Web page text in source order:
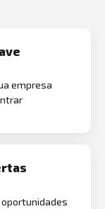
empresa
oportunidades